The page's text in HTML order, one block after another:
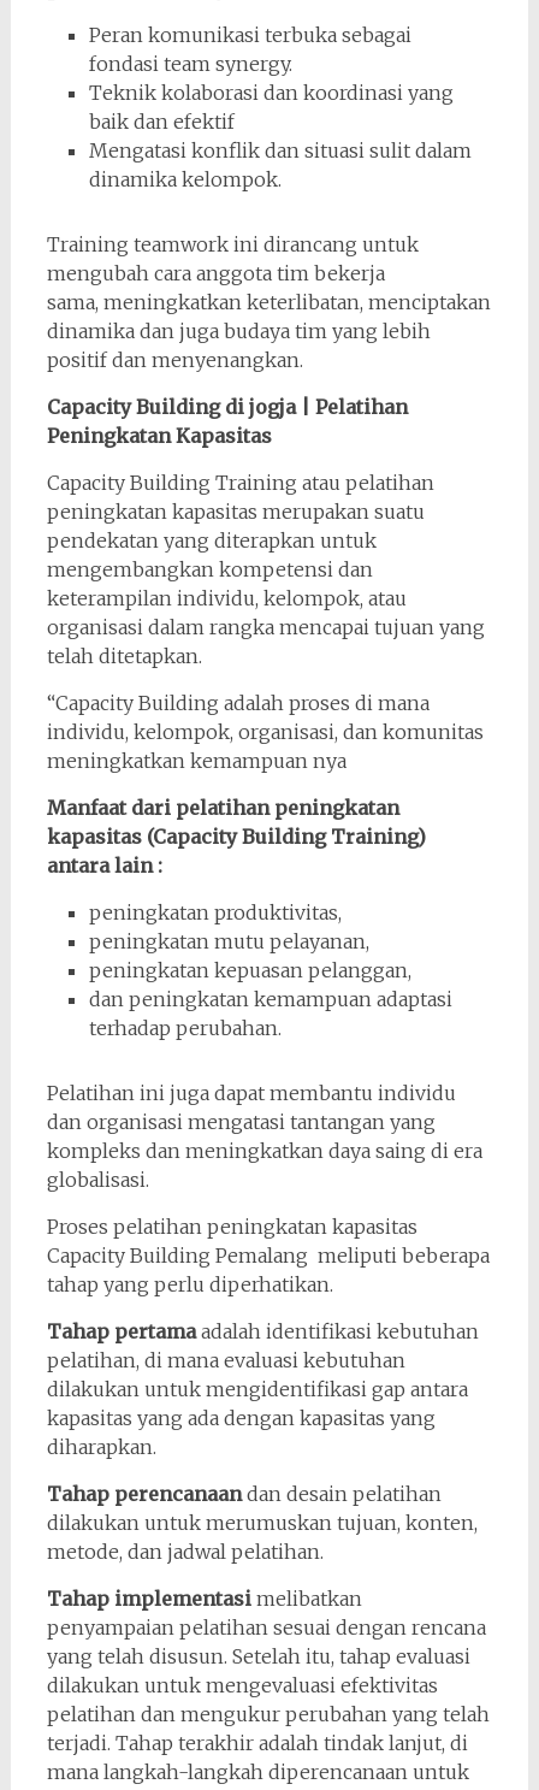
Peran komunikasi terbuka sebagai
fondasi team synergy.
Teknik kolaborasi dan koordinasi yang
baik dan efektif
Mengatasi konflik dan situasi sulit dalam
dinamika kelompok.
Training teamwork ini dirancang untuk
mengubah cara anggota tim bekerja
sama, meningkatkan keterlibatan, menciptakan
dinamika dan juga budaya tim yang lebih
positif dan menyenangkan.
Capacity Building di jogja | Pelatihan
Peningkatan Kapasitas
Capacity Building Training atau pelatihan
peningkatan kapasitas merupakan suatu
pendekatan yang diterapkan untuk
mengembangkan kompetensi dan
keterampilan individu, kelompok, atau
organisasi dalam rangka mencapai tujuan yang
telah ditetapkan.
“Capacity Building adalah proses di mana
individu, kelompok, organisasi, dan komunitas
meningkatkan kemampuan nya
Manfaat dari pelatihan peningkatan
kapasitas (Capacity Building Training)
antara lain :
peningkatan produktivitas,
peningkatan mutu pelayanan,
peningkatan kepuasan pelanggan,
dan peningkatan kemampuan adaptasi
terhadap perubahan.
Pelatihan ini juga dapat membantu individu
dan organisasi mengatasi tantangan yang
kompleks dan meningkatkan daya saing di era
globalisasi.
Proses pelatihan peningkatan kapasitas
Capacity Building Pemalang meliputi beberapa
tahap yang perlu diperhatikan.
Tahap pertamaadalah identifikasi kebutuhan
pelatihan, di mana evaluasi kebutuhan
dilakukan untuk mengidentifikasi gap antara
kapasitas yang ada dengan kapasitas yang
diharapkan.
Tahap perencanaandan desain pelatihan
dilakukan untuk merumuskan tujuan, konten,
metode, dan jadwal pelatihan.
Tahap implementasimelibatkan
penyampaian pelatihan sesuai dengan rencana
yang telah disusun. Setelah itu, tahap evaluasi
dilakukan untuk mengevaluasi efektivitas
pelatihan dan mengukur perubahan yang telah
terjadi. Tahap terakhir adalah tindak lanjut, di
mana langkah-langkah diperencanaan untuk